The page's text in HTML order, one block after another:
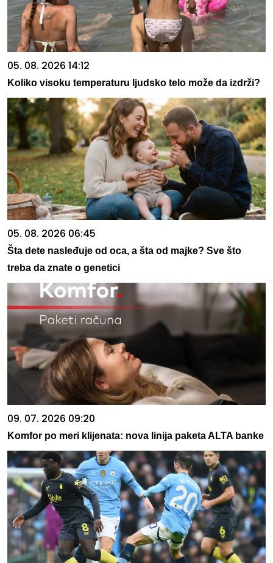
05. 08. 2026 14:12
Koliko visoku temperaturu ljudsko telo može da izdrži?
05. 08. 2026 06:45
Šta dete nasleđuje od oca, a šta od majke? Sve što
treba da znate o genetici
09. 07. 2026 09:20
Komfor po meri klijenata: nova linija paketa ALTA banke